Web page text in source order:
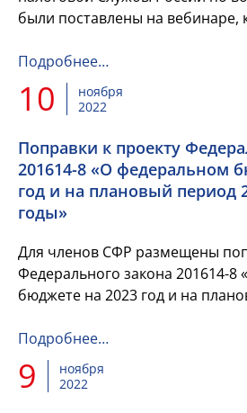
были поставлены на вебинаре,
Подробнее…
10
ноября
2022
Поправки к проекту
201614-8 «О федеральном
год и на плановый период
годы»
Для членов СФР размещены
Федерального закона 201614-8
бюджете на 2023 год и на
Российской Федерации к ...
Подробнее…
9
ноября
2022